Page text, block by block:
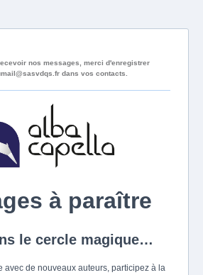
nos messages, merci d'enregistrer
dans vos contacts.
à paraître
le cercle magique…
avec de nouveaux auteurs, participez à la